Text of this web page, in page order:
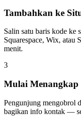
Tambahkan ke
Salin satu baris kode ke
Squarespace, Wix, atau
menit.
3
Mulai Menangkap
Pengunjung mengobrol
bagikan info kontak —